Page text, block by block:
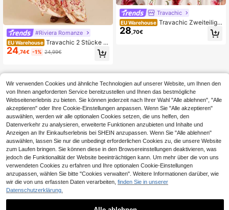
#Riviera Romanze
EU Warehouse Travachic 2 Stücke D
amen gewebter bedruckter Tank To
p & Maxirock Set, Frühling & Somm
doutfits für Damen, Western Wear fü
utfit für Damen, Boho, Rave Outfits,
Tropischer Urlaub, Festival, romanti
sche Sommer Damen Zweiteiler
24 ,74€ -1% 24,99€
Travachic
EU Warehouse Travachic Zweiteilige
s Set mit geblümtem Cropped-Top
und Minirock für Damen – perfekt fü
nd Sommerkleidung, Silvester-Outfi
ts, Partys und elegante Kleider. Ros
a geblümter Anzug
28,70€
Wir verwenden Cookies und ähnliche Technologien auf unserer Website, um Ihnen den
von Ihnen angeforderten Service bereitzustellen und Ihnen das bestmögliche
Webseitenerlebnis zu bieten. Sie können jederzeit nach Ihrer Wahl "Alle ablehnen", "Alle
akzeptieren" oder Ihre Cookie-Einstellungen anpassen. Wenn Sie "Alle akzeptieren"
auswählen, werden wir alle optionalen Cookies setzen, die uns helfen, den
Datenverkehr zu analysieren, erweiterte Funktionen anzubieten und Inhalte und
Anzeigen an Ihr Einkaufserlebnis bei SHEIN anzupassen. Wenn Sie "Alle ablehnen"
auswählen, lassen Sie nur die unbedingt erforderlichen Cookies zu, die unsere Website
zum Laufen bringen. Sie können diese in den Browsereinstellungen deaktivieren, was
jedoch die Funktionalität der Website beeinträchtigen kann. Um mehr über die von uns
verwendeten Cookies zu erfahren und Ihre optionalen Cookie-Einstellungen
anzupassen, wählen Sie bitte "Cookies verwalten". Weitere Informationen darüber, wie
wir die von uns erfassten Daten verarbeiten, finden Sie in unserer
Datenschutzerklärung.